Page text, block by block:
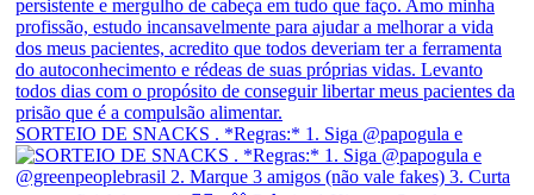
SORTEIO DE SNACKS . *Regras:* 1. Siga @papogula e